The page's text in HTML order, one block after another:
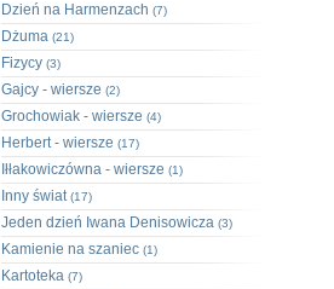
Dzień na Harmenzach (7)
Dżuma (21)
Fizycy (3)
Gajcy - wiersze (2)
Grochowiak - wiersze (4)
Herbert - wiersze (17)
Iłłakowiczówna - wiersze (1)
Inny świat(17)
Jeden dzień Iwana Denisowicza (3)
Kamienie na szaniec (1)
Kartoteka (7)